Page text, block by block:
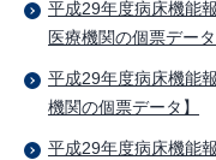
平成29年度病床機能
医療機関の個票データ
平成29年度病床機能
機関の個票データ】
平成29年度病床機能